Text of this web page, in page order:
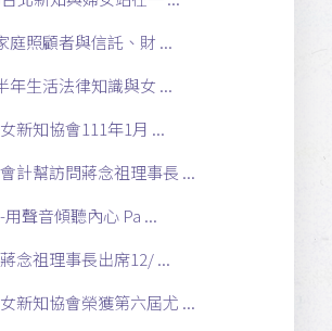
庭照顧者與信託、財 ...
年生活法律知識與女 ...
新知協會111年1月 ...
計幫訪問蔣念祖理事長 ...
聲音傾聽內心 Pa ...
念祖理事長出席12/ ...
新知協會榮獲第六屆尤 ...